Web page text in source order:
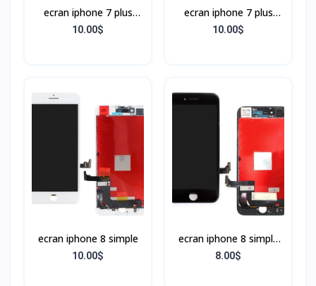
ecran iphone 7 plus
BLANC
10.00$
ecran iphone 7 plus
NOIR
10.00$
ecran iphone 8 simple
10.00$
ecran iphone 8 simple
Noir
8.00$